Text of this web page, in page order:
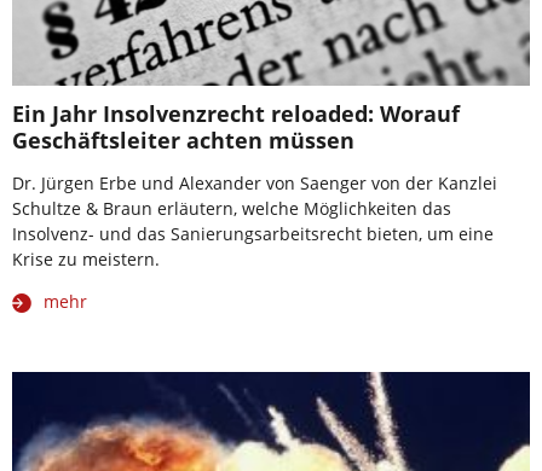
Ein Jahr Insolvenzrecht reloaded: Worauf
Geschäftsleiter achten müssen
Dr. Jürgen Erbe und Alexander von Saenger von der Kanzlei
Schultze & Braun erläutern, welche Möglichkeiten das
Insolvenz- und das Sanierungsarbeitsrecht bieten, um eine
Krise zu meistern.
mehr